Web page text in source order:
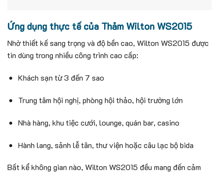
Ứng dụng thực tế của Thảm Wilton WS2015
Nhờ thiết kế sang trọng và độ bền cao, Wilton WS2015 được
tin dùng trong nhiều công trình cao cấp:
Khách sạn từ 3 đến 7 sao
Trung tâm hội nghị, phòng hội thảo, hội trường lớn
Nhà hàng, khu tiệc cưới, lounge, quán bar, casino
Hành lang, sảnh lễ tân, thư viện hoặc câu lạc bộ bida
Bất kể không gian nào, Wilton WS2015 đều mang đến cảm